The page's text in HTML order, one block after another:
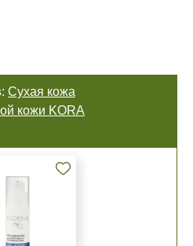
: Сухая кожа
кожи KORA